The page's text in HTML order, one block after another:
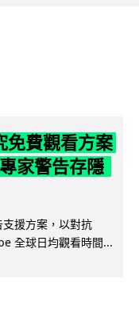
費觀看方案
家警告存隱
援方案，以對抗
全球日均觀看時間...